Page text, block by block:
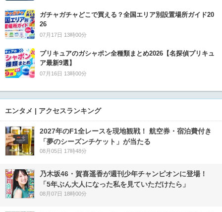
ガチャガチャどこで買える？全国エリア別設置場所ガイド20
26
07月17日 13時00分
プリキュアのガシャポン全種類まとめ2026【名探偵プリキュ
ア最新9選】
07月16日 13時00分
エンタメ | アクセスランキング
2027年のF1全レースを現地観戦！ 航空券・宿泊費付き
「夢のシーズンチケット」が当たる
08月05日 17時48分
乃木坂46・賀喜遥香が週刊少年チャンピオンに登場！
「5年ぶん大人になった私を見ていただけたら」
08月07日 18時00分